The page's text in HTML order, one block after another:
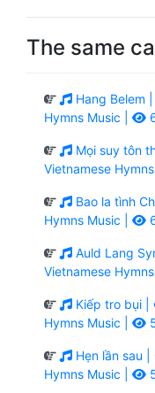
The same
Hang Belem |
Hymns Music |
Mọi suy tôn
Vietnamese
Bao la tình
Hymns Music |
Auld Lang
Vietnamese
Kiếp tro bụi |
Hymns Music |
Hẹn lần sau |
Hymns Music |